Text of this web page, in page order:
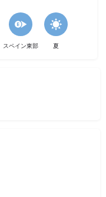
スペイン東部 夏